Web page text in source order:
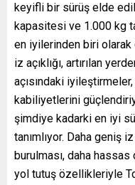
keyifli bir sürüş elde
kapasitesi ve 1.000 kg
en iyilerinden biri olarak
iz açıklığı, artırılan
açısındaki
kabiliyetlerini
şimdiye kadarki en iyi
tanımlıyor. Daha geniş
burulması, daha
yol tutuş özellikleriyle